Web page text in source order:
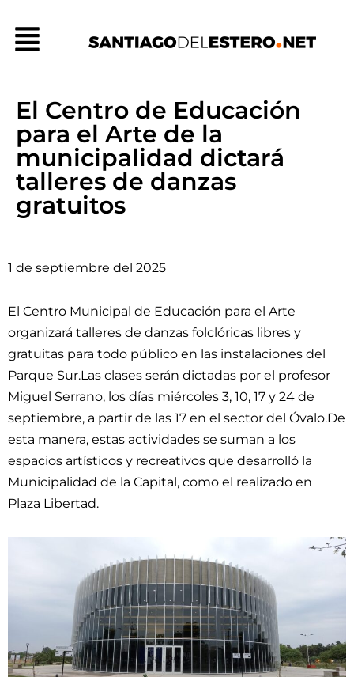
contenido
Menú
El Centro de Educación
para el Arte de la
municipalidad dictará
talleres de danzas
gratuitos
1 de septiembre del 2025
El Centro Municipal de Educación para el Arte
organizará talleres de danzas folclóricas libres y
gratuitas para todo público en las instalaciones del
Parque Sur.Las clases serán dictadas por el profesor
Miguel Serrano, los días miércoles 3, 10, 17 y 24 de
septiembre, a partir de las 17 en el sector del Óvalo.De
esta manera, estas actividades se suman a los
espacios artísticos y recreativos que desarrolló la
Municipalidad de la Capital, como el realizado en
Plaza Libertad.